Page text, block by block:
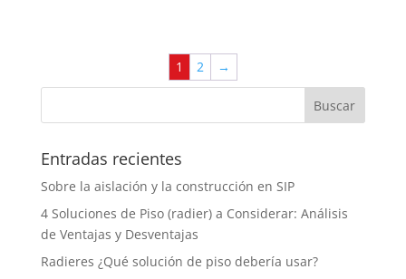
1 2 →
Entradas recientes
Sobre la aislación y la construcción en SIP
4 Soluciones de Piso (radier) a Considerar: Análisis
de Ventajas y Desventajas
Radieres ¿Qué solución de piso debería usar?